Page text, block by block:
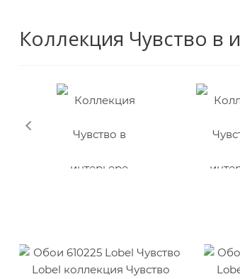
Коллекция Чувство в